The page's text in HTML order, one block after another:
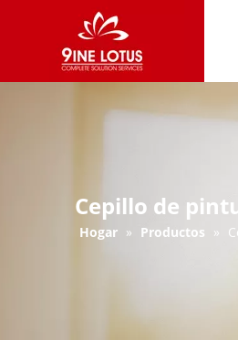
Cepillo de
Hogar » Productos »